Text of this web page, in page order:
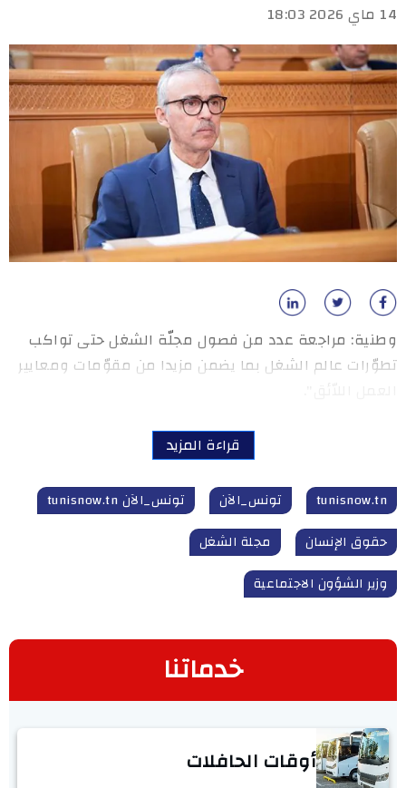
14 ماي 2026 18:03
وطنية: مراجعة عدد من فصول مجلّة الشغل حتى تواكب
تطوّرات عالم الشغل بما يضمن مزيدا من مقوّمات ومعايير
قراءة المزيد
tunisnow.tn تونس_الآن
تونس_الآن tunisnow.tn
حقوق الإنسان
مجلة الشغل
وزير الشؤون الاجتماعية
خدماتنا
أوقات الحافلات